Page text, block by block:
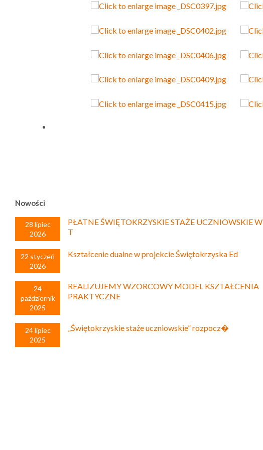
Nowości
28 lipiec
2026
PŁATNE ŚWIĘTOKRZYSKIE STAŻE UCZNIOWSKIE W
T
22 styczeń
2026
Kształcenie dualne w projekcie Świętokrzyska Ed
24
październik
2025
REALIZUJEMY WZORCOWY MODEL KSZTAŁCENIA
PRAKTYCZNE
24 lipiec
2025
„Świętokrzyskie staże uczniowskie” rozpocz�